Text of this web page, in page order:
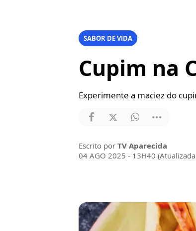
SABOR DE VIDA
Cupim na
Experimente a maciez do
Escrito por TV Aparecida
04 AGO 2025 - 13H40